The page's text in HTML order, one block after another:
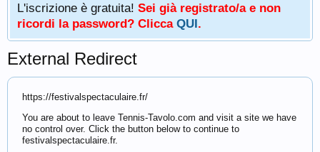
L'iscrizione è gratuita! Sei già registrato/a e non
ricordi la password? Clicca QUI.
External Redirect
https://festivalspectaculaire.fr/
You are about to leave Tennis-Tavolo.com and visit a site we have
no control over. Click the button below to continue to
festivalspectaculaire.fr.